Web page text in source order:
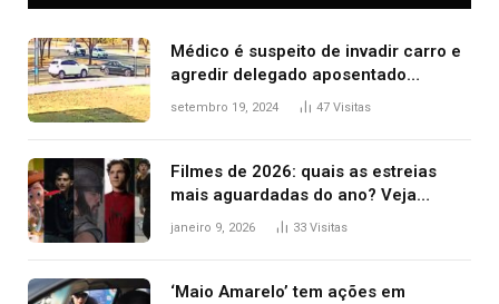
Médico é suspeito de invadir carro e
agredir delegado aposentado
durante confusão no trânsito
setembro 19, 2024 47 Visitas
Filmes de 2026: quais as estreias
mais aguardadas do ano? Veja
principais lançamentos do cinema
janeiro 9, 2026 33 Visitas
‘Maio Amarelo’ tem ações em